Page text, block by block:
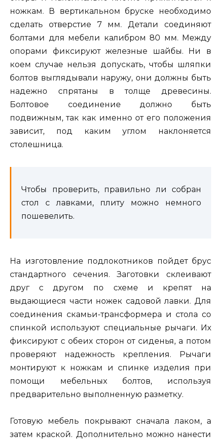
ножкам. В вертикальном бруске необходимо
сделать отверстие 7 мм. Детали соединяют
болтами для мебели калибром 80 мм. Между
опорами фиксируют железные шайбы. Ни в
коем случае нельзя допускать, чтобы шляпки
болтов выглядывали наружу, они должны быть
надежно спрятаны в толще древесины.
Болтовое соединение должно быть
подвижным, так как именно от его положения
зависит, под каким углом наклоняется
столешница.
Чтобы проверить, правильно ли собран
стол с лавками, плиту можно немного
пошевелить.
На изготовление подлокотников пойдет брус
стандартного сечения. Заготовки склеивают
друг с другом по схеме и крепят на
выдающиеся части ножек садовой лавки. Для
соединения скамьи-трансформера и стола со
спинкой используют специальные рычаги. Их
фиксируют с обеих сторон от сиденья, а потом
проверяют надежность крепления. Рычаги
монтируют к ножкам и спинке изделия при
помощи мебельных болтов, используя
предварительно выполненную разметку.
Готовую мебель покрывают сначала лаком, а
затем краской. Дополнительно можно нанести